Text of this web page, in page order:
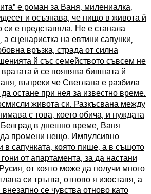
е роман за Ваня, милениалка,
и осъзнава, че нищо в живота й
си е представяла. Не е станала
а сценаристка на евтини сапунки,
връзка, страда от силна
й със семейството съвсем не
й се появява бившата й
въпреки че Светлана е разбила
остане при нея за известно време.
живота си. Разкъсвана между
с това, което обича, и нуждата
в днешно време, Ваня
да промени нещо. Импулсивно
в сапунката, която пише, а в същото
от апартамента, за да настани
от която може да получи много
си тръгва, отново я изоставя, а
се чувства отново като